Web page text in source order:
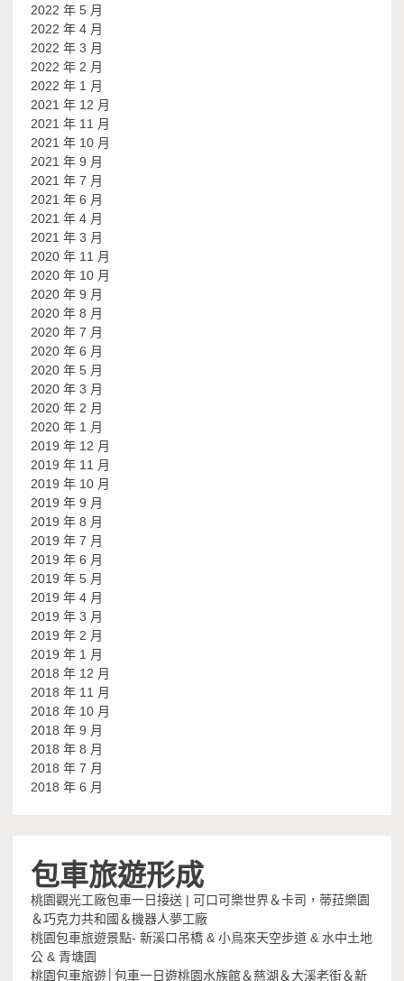
2022 年 5 月
2022 年 4 月
2022 年 3 月
2022 年 2 月
2022 年 1 月
2021 年 12 月
2021 年 11 月
2021 年 10 月
2021 年 9 月
2021 年 7 月
2021 年 6 月
2021 年 4 月
2021 年 3 月
2020 年 11 月
2020 年 10 月
2020 年 9 月
2020 年 8 月
2020 年 7 月
2020 年 6 月
2020 年 5 月
2020 年 3 月
2020 年 2 月
2020 年 1 月
2019 年 12 月
2019 年 11 月
2019 年 10 月
2019 年 9 月
2019 年 8 月
2019 年 7 月
2019 年 6 月
2019 年 5 月
2019 年 4 月
2019 年 3 月
2019 年 2 月
2019 年 1 月
2018 年 12 月
2018 年 11 月
2018 年 10 月
2018 年 9 月
2018 年 8 月
2018 年 7 月
2018 年 6 月
包車旅遊形成
桃園觀光工廠包車一日接送 | 可口可樂世界＆卡司，蒂菈樂園
＆巧克力共和國＆機器人夢工廠
桃園包車旅遊景點- 新溪口吊橋 & 小烏來天空步道 & 水中土地
公 & 青塘園
桃園包車旅遊│包車一日遊桃園水族館＆慈湖＆大溪老街＆新